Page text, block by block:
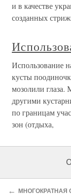
и в качестве
созданных
Использование
кусты
мозолили глаза.
другими
по границам
зон (отдыха,
← МНОГОКРАТНАЯ